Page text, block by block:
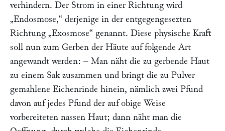
verhindern. Der Strom in einer Richtung wird
„Endosmose,“ derjenige in der entgegengesezten
Richtung „Exosmose“ genannt. Diese physische Kraft
soll nun zum Gerben der Häute auf folgende Art
angewandt werden: – Man näht die zu gerbende Haut
zu einem Sak zusammen und bringt die zu Pulver
gemahlene Eichenrinde hinein, nämlich zwei Pfund
davon auf jedes Pfund der auf obige Weise
vorbereiteten nassen Haut; dann näht man die